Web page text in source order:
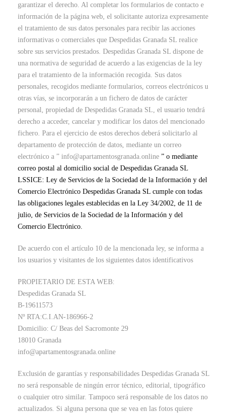
garantizar el derecho. Al completar los formularios de contacto e
información de la página web, el solicitante autoriza expresamente
el tratamiento de sus datos personales para recibir las acciones
informativas o comerciales que Despedidas Granada SL realice
sobre sus servicios prestados. Despedidas Granada SL dispone de
una normativa de seguridad de acuerdo a las exigencias de la ley
para el tratamiento de la información recogida. Sus datos
personales, recogidos mediante formularios, correos electrónicos u
otras vías, se incorporarán a un fichero de datos de carácter
personal, propiedad de Despedidas Granada SL, el usuario tendrá
derecho a acceder, cancelar y modificar los datos del mencionado
fichero. Para el ejercicio de estos derechos deberá solicitarlo al
departamento de protección de datos, mediante un correo
electrónico a ” info@apartamentosgranada.online ” o mediante
correo postal al domicilio social de Despedidas Granada SL
LSSICE: Ley de Servicios de la Sociedad de la Información y del
Comercio Electrónico Despedidas Granada SL cumple con todas
las obligaciones legales establecidas en la Ley 34/2002, de 11 de
julio, de Servicios de la Sociedad de la Información y del
Comercio Electrónico.
De acuerdo con el artículo 10 de la mencionada ley, se informa a
los usuarios y visitantes de los siguientes datos identificativos
PROPIETARIO DE ESTA WEB:
Despedidas Granada SL
B-19611573
Nº RTA:C.I.AN-186966-2
Domicilio: C/ Beas del Sacromonte 29
18010 Granada
info@apartamentosgranada.online
Exclusión de garantías y responsabilidades Despedidas Granada SL
no será responsable de ningún error técnico, editorial, tipográfico
o cualquier otro similar. Tampoco será responsable de los datos no
actualizados. Si alguna persona que se vea en las fotos quiere